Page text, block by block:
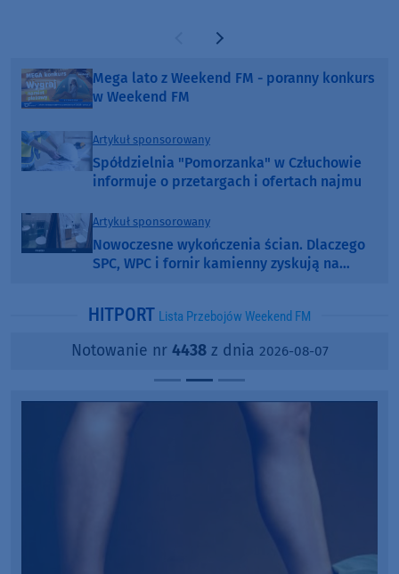
Poprzednia strona
Następna strona
Mega lato z Weekend FM - poranny konkurs
w Weekend FM
Artykuł sponsorowany
Spółdzielnia "Pomorzanka" w Człuchowie
informuje o przetargach i ofertach najmu
Artykuł sponsorowany
Nowoczesne wykończenia ścian. Dlaczego
SPC, WPC i fornir kamienny zyskują na
HITPORT Lista Przebojów Weekend FM
Notowanie nr 4438z dnia 2026-08-07